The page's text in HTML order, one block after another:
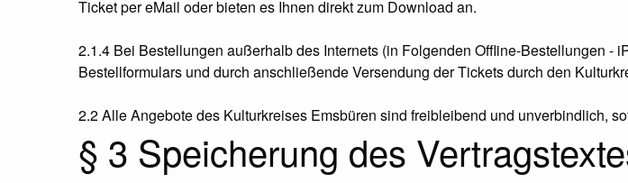
Ticket per eMail oder bieten es Ihnen direkt zum Download an.
2.1.4 Bei Bestellungen außerhalb des Internets (in Folgenden Offline-Bestellungen -
Bestellformulars und durch anschließende Versendung der Tickets durch den
2.2 Alle Angebote des Kulturkreises Emsbüren sind freibleibend und unverbindlich,
§ 3 Speicherung des